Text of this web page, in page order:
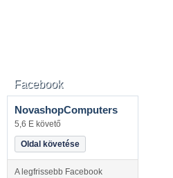
Facebook
NovashopComputers
5,6 E követő
Oldal követése
A legfrissebb Facebook